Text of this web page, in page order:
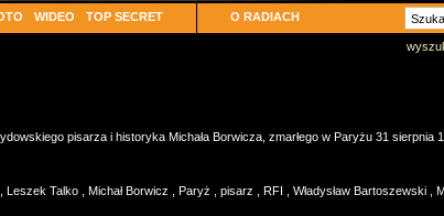
WIDEO TOP SECRET O RADIACH
pisarza i historyka Michała Borwicza, zmarłego w Paryżu 31 sierpnia
Leszek Talko Michał Borwicz Paryż pisarz RFI Władysław Bartoszewski